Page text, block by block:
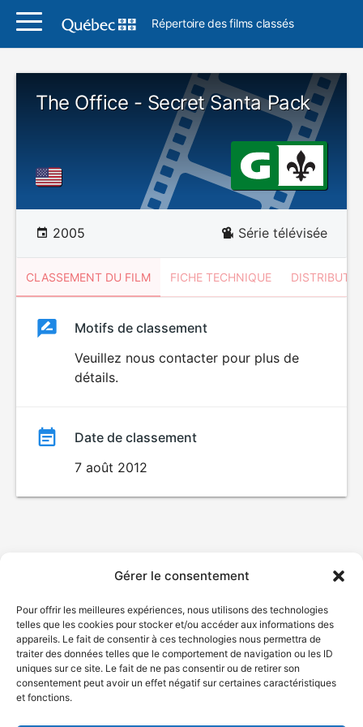
Gérer le consentement
Pour offrir les meilleures expériences, nous utilisons des technologies
telles que les cookies pour stocker et/ou accéder aux informations des
appareils. Le fait de consentir à ces technologies nous permettra de
traiter des données telles que le comportement de navigation ou les ID
uniques sur ce site. Le fait de ne pas consentir ou de retirer son
consentement peut avoir un effet négatif sur certaines caractéristiques
et fonctions.
Répertoire des films classés
The Office - Secret Santa Pack
2005 Série télévisée
CLASSEMENT DU FILM FICHE TECHNIQUE
ClassementClassement
Motifs de classement
Veuillez nous contacter pour plus de
détails.
Date de classement
7 août 2012